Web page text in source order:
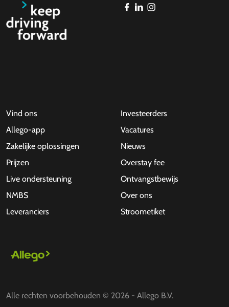
Vind ons
Allego-app
Zakelijke oplossingen
Prijzen
Live ondersteuning
NMBS
Leveranciers
Investeerders
Vacatures
Nieuws
Overstay fee
Ontvangstbewijs
Over ons
Stroometiket
Alle rechten voorbehouden © 2026 - Allego B.V.